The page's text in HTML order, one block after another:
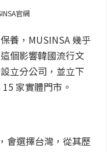
官網
養，MUSINSA 幾乎
個影響韓國流行文
立分公司，並立下
家實體門市。
會選擇台灣，從其歷